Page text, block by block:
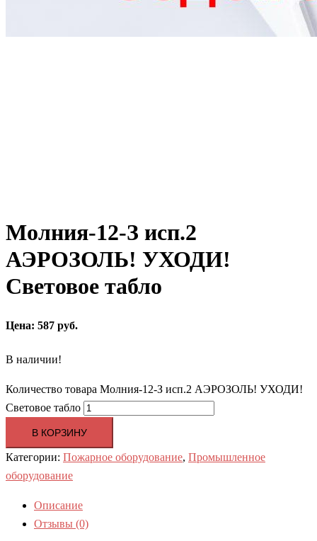
Молния-12-З исп.2
АЭРОЗОЛЬ! УХОДИ!
Световое табло
Цена: 587 руб.
В наличии!
Количество товара Молния-12-З исп.2 АЭРОЗОЛЬ! УХОДИ!
Световое табло
В КОРЗИНУ
Категории: Пожарное оборудование, Промышленное
оборудование
Описание
Отзывы (0)